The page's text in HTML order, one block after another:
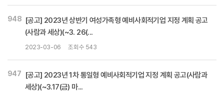
948 [공고] 2023년 상반기 여성가족형 예비사회적기업 지정 계획 공고
(사람과 세상)(~3. 26(...
2023-03-06 조회수 543
947
[공고] 2023년 1차 통일형 예비사회적기업 지정 계획 공고(사람과
세상)(~3.17(금) 마...